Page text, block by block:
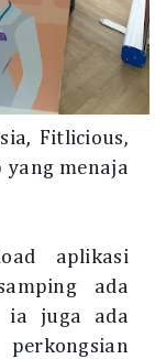
Fitlicious,
yang menaja
aplikasi
ada
ia juga ada